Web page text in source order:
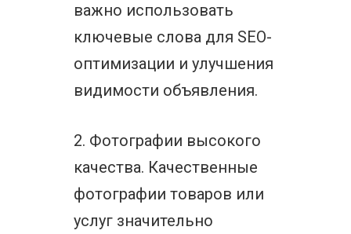
важно использовать
ключевые слова для SEO-
оптимизации и улучшения
видимости объявления.
2. Фотографии высокого
качества. Качественные
фотографии товаров или
услуг значительно